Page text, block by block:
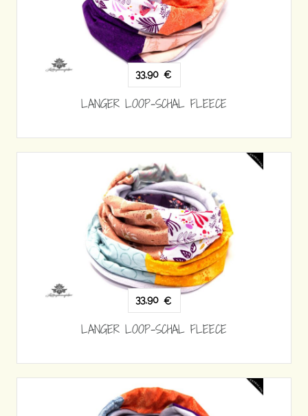
33,90 €
LANGER LOOP-SCHAL FLEECE
33,90 €
LANGER LOOP-SCHAL FLEECE